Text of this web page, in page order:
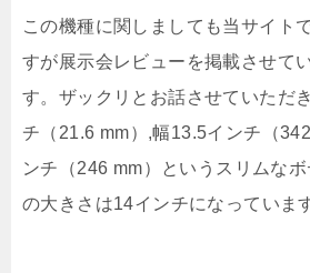
この機種に関しましても当サイト
すが展示会レビューを掲載させて
す。ザックリとお話させていただ
チ（21.6 mm）,幅13.5インチ（
ンチ（246 mm）というスリムな
の大きさは14インチになっていま